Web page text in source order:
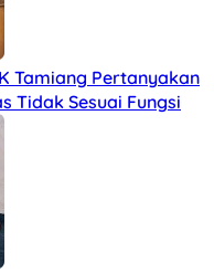
Tamiang Pertanyakan
Tidak Sesuai Fungsi